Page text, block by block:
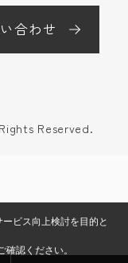
合わせ
Reserved.
ビス向上検討を目的と
確認ください。